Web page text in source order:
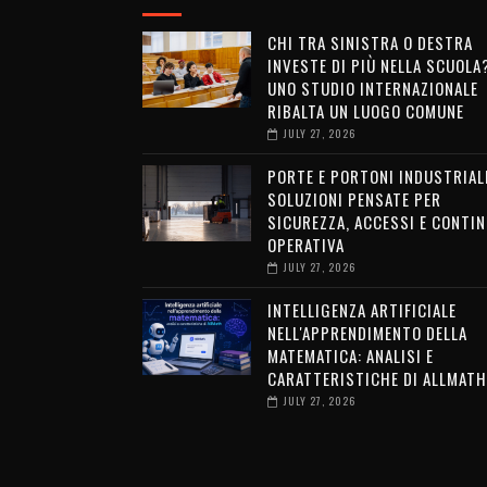
CHI TRA SINISTRA O DESTRA
INVESTE DI PIÙ NELLA
UNO STUDIO INTERNAZIONALE
RIBALTA UN LUOGO COMUNE
JULY 27, 2026
PORTE E PORTONI
SOLUZIONI PENSATE PER
SICUREZZA, ACCESSI E
OPERATIVA
JULY 27, 2026
INTELLIGENZA ARTIFICIALE
NELL'APPRENDIMENTO DELLA
MATEMATICA: ANALISI E
CARATTERISTICHE DI ALLMATH
JULY 27, 2026